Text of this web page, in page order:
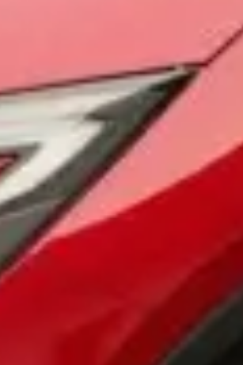
Přihlášení k odběru novinek
Vždy vyčkejte na potvrzení data a
prodejcem.
Pole označená * jsou povinná.
Rezervovat termín